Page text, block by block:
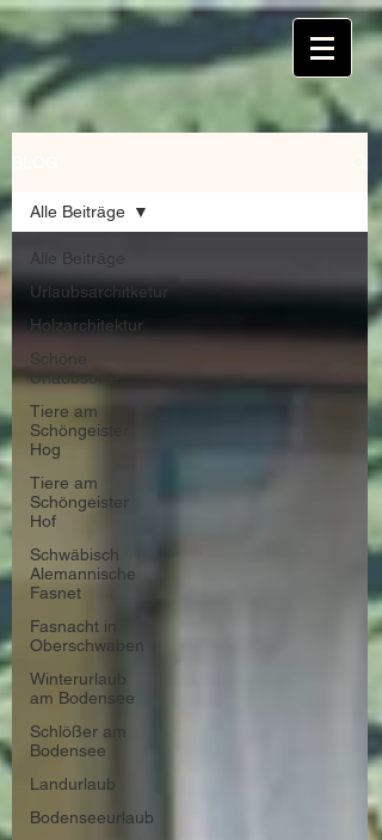
Alle Beiträge
Urlaubsarchitketur
Holzarchitektur
Schöne
Urlaubsorte
Tiere am
Schöngeister
Hog
Tiere am
Schöngeister
Hof
Schwäbisch
Alemannische
Fasnet
Fasnacht in
Oberschwaben
Winterurlaub
am Bodensee
Schlößer am
Bodensee
Landurlaub
Bodenseeurlaub
Alle Beiträge